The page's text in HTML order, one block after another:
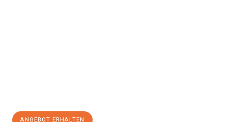
ANGEBOT ERHALTEN